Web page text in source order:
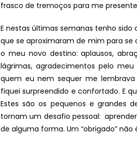
frasco de tremoços para me
E nestas últimas semanas tenho
que se aproximaram de mim para
o meu novo destino: aplausos,
lágrimas, agradecimentos pelo
quem eu nem sequer me
fiquei surpreendido e confortado. E
Estes são os pequenos e grandes
tornam um desafio pessoal:
de alguma forma. Um “obrigado” não